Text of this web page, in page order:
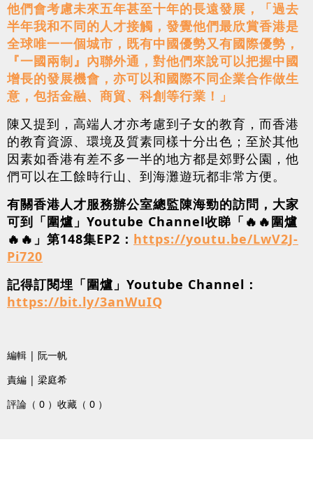
他們會考慮未來五年甚至十年的長遠發展，「過去
半年我和不同的人才接觸，發覺他們最欣賞香港是
全球唯一一個城市，既有中國優勢又有國際優勢，
『一國兩制』內聯外通，對他們來說可以把握中國
增長的發展機會，亦可以和國際不同企業合作做生
意，包括金融、商貿、科創等行業！」
陳又提到，高端人才亦考慮到子女的教育，而香港
的教育資源、環境及質素同樣十分出色；至於其他
因素如香港有差不多一半的地方都是郊野公園，他
們可以在工餘時行山、到海灘遊玩都非常方便。
有關香港人才服務辦公室總監陳海勁的訪問，大家
可到「圍爐」Youtube Channel收睇「🔥🔥圍爐
🔥🔥」第148集EP2： https://youtu.be/LwV2J-
Pi720
記得訂閱埋「圍爐」Youtube Channel：
https://bit.ly/3anWuIQ
編輯 | 阮一帆
責編 | 梁庭希
評論（ 0 ） 收藏（ 0 ）